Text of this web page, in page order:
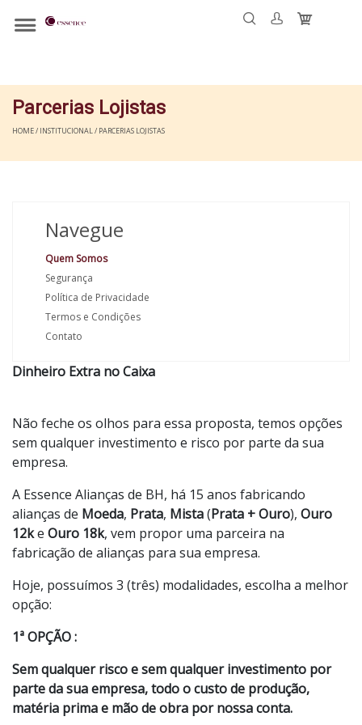
Parcerias Lojistas
HOME / INSTITUCIONAL / PARCERIAS LOJISTAS
Navegue
Quem Somos
Segurança
Política de Privacidade
Termos e Condições
Contato
Dinheiro Extra no Caixa
Não feche os olhos para essa proposta, temos opções
sem qualquer investimento e risco por parte da sua
empresa.
A Essence Alianças de BH, há 15 anos fabricando
alianças de Moeda, Prata, Mista(Prata + Ouro), Ouro
12ke Ouro 18k, vem propor uma parceira na
fabricação de alianças para sua empresa.
Hoje, possuímos 3 (três) modalidades, escolha a melhor
opção:
1ª OPÇÃO :
Sem qualquer risco e sem qualquer investimento por
parte da sua empresa, todo o custo de produção,
matéria prima e mão de obra por nossa conta.